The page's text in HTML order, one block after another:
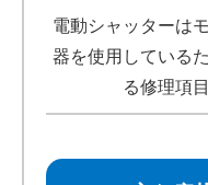
電動シャッターは
器を使用している
る修理項